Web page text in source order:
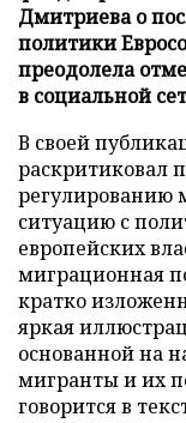
Дмитриева о
политики
преодолела
в социальной
В своей
раскритиковал
регулированию
ситуацию с
европейских
миграционная
кратко
яркая
основанной на
мигранты и их
говорится в